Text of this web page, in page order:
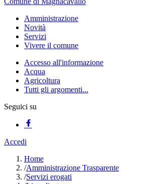
Amministrazione
Novità
Servizi
Vivere il comune
Accesso all'informazione
Acqua
Agricoltura
Tutti gli argomenti...
Seguici su
Accedi
Home
/Amministrazione Trasparente
/Servizi erogati